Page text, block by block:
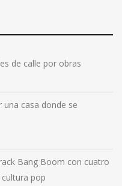
de calle por obras
una casa donde se
Bang Boom con cuatro
pop